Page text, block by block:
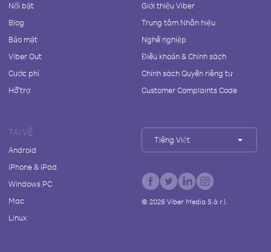
Nổi bật
Blog
Bảo mật
Viber Out
Cước phí
Hỗ trợ
Giới thiệu Viber
Trung tâm Nhãn hiệu
Nghề nghiệp
Điều khoản & Chính sách
Chính sách Quyền riêng tư
Customer Complaints Code
TẢI VỀ
Android
iPhone & iPad
Windows PC
Mac
Linux
Tiếng Việt
© 2026Viber Media S.à r.l.